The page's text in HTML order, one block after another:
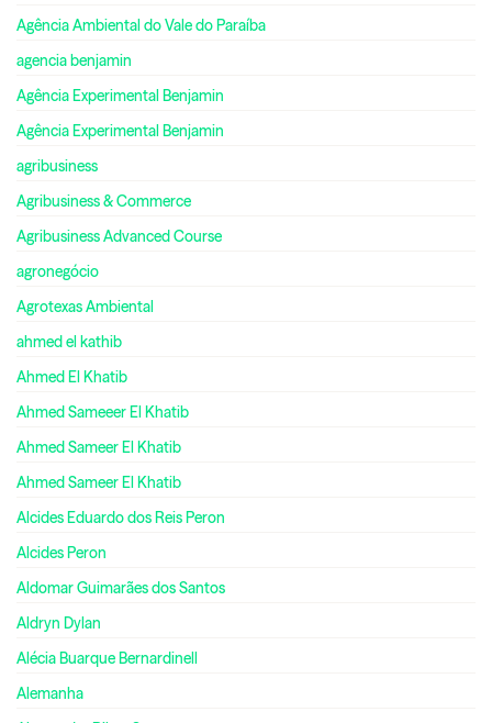
Agência Ambiental do Vale do Paraíba
agencia benjamin
Agência Experimental Benjamin
Agência Experimental Benjamin
agribusiness
Agribusiness & Commerce
Agribusiness Advanced Course
agronegócio
Agrotexas Ambiental
ahmed el kathib
Ahmed El Khatib
Ahmed Sameeer El Khatib
Ahmed Sameer El Khatib
Ahmed Sameer El Khatib
Alcides Eduardo dos Reis Peron
Alcides Peron
Aldomar Guimarães dos Santos
Aldryn Dylan
Alécia Buarque Bernardinell
Alemanha